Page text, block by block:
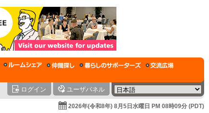
ログイン ユーザパネル
2026年(令和8年) 8月5日水曜日 PM 08時09分 (PDT)